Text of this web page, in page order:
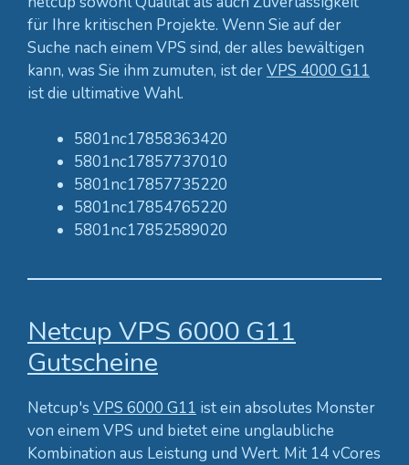
für Ihre kritischen Projekte. Wenn Sie auf der
Suche nach einem VPS sind, der alles bewältigen
kann, was Sie ihm zumuten, ist derVPS 4000 G11
ist die ultimative Wahl.
5801nc17858363420
5801nc17857737010
5801nc17857735220
5801nc17854765220
5801nc17852589020
Netcup VPS 6000 G11
Gutscheine
Netcup's VPS 6000 G11 ist ein absolutes Monster
von einem VPS und bietet eine unglaubliche
Kombination aus Leistung und Wert. Mit 14 vCores